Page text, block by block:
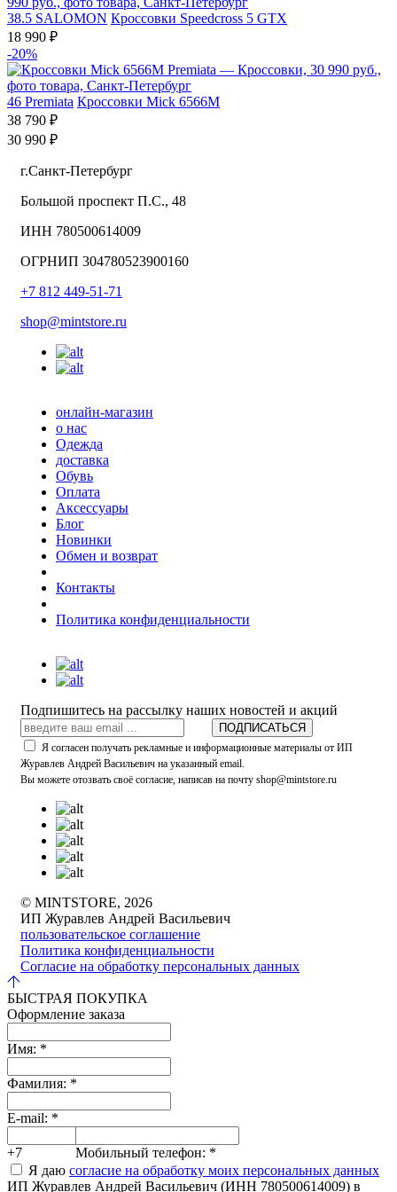
38.5 SALOMON Кроссовки Speedcross 5 GTX
18 990 ₽
-20%
46 Premiata Кроссовки Mick 6566M
38 790 ₽
30 990 ₽
г.Санкт-Петербург
Большой проспект П.С., 48
ИНН 780500614009
ОГРНИП 304780523900160
+7 812 449-51-71
shop@mintstore.ru
онлайн-магазин
о нас
Одежда
доставка
Обувь
Оплата
Аксессуары
Блог
Новинки
Обмен и возврат
Контакты
Политика конфиденциальности
Подпишитесь на рассылку наших новостей и акций
ПОДПИСАТЬСЯ
Я согласен получать рекламные и информационные материалы от ИП
Журавлев Андрей Васильевич на указанный email.
Вы можете отозвать своё согласие, написав на почту shop@mintstore.ru
© MINTSTORE, 2026
ИП Журавлев Андрей Васильевич
пользовательское соглашение
Политика конфиденциальности
Согласие на обработку персональных данных
БЫСТРАЯ ПОКУПКА
Оформление заказа
Имя: *
Фамилия: *
E-mail: *
+7 Мобильный телефон: *
Я даю согласие на обработку моих персональных данных
ИП Журавлев Андрей Васильевич (ИНН 780500614009) в